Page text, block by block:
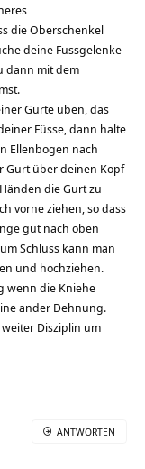
die Oberschenkel
deine Fussgelenke
dann mit dem
Gurte üben, das
Füsse, dann halte
Ellenbogen nach
Gurt über deinen Kopf
die Gurt zu
vorne ziehen, so dass
gut nach oben
Schluss kann man
und hochziehen.
wenn die Kniehe
ander Dehnung.
Disziplin um
ANTWORTEN